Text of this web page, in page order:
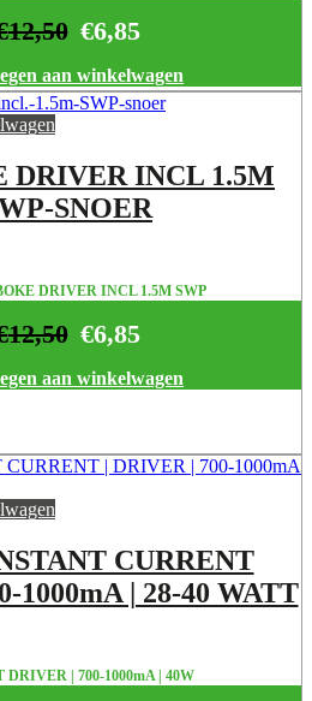
€6,85
12,50
aan winkelwagen
DRIVER INCL 1.5M
SNOER
DRIVER INCL 1.5M SWP
€6,85
12,50
aan winkelwagen
CURRENT
1000mA | 28-40 WATT
DRIVER | 700-1000mA | 40W